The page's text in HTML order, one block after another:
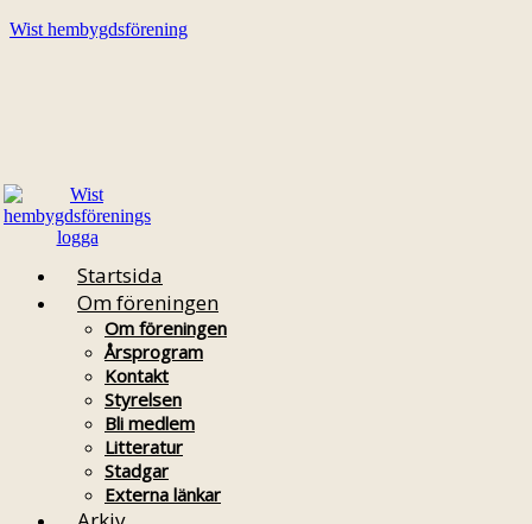
Wist hembygdsförening
Startsida
Om föreningen
Om föreningen
Årsprogram
Kontakt
Styrelsen
Bli medlem
Litteratur
Stadgar
Externa länkar